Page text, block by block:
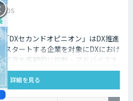
DXセカンドオピニオン」はDX推進
スタートする企業を対象にDXにおけ
状況を客観的に診断・アドバイスす
詳細を見る